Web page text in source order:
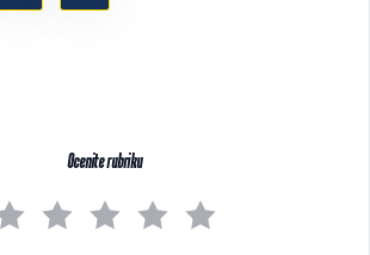
Ocenite rubriku